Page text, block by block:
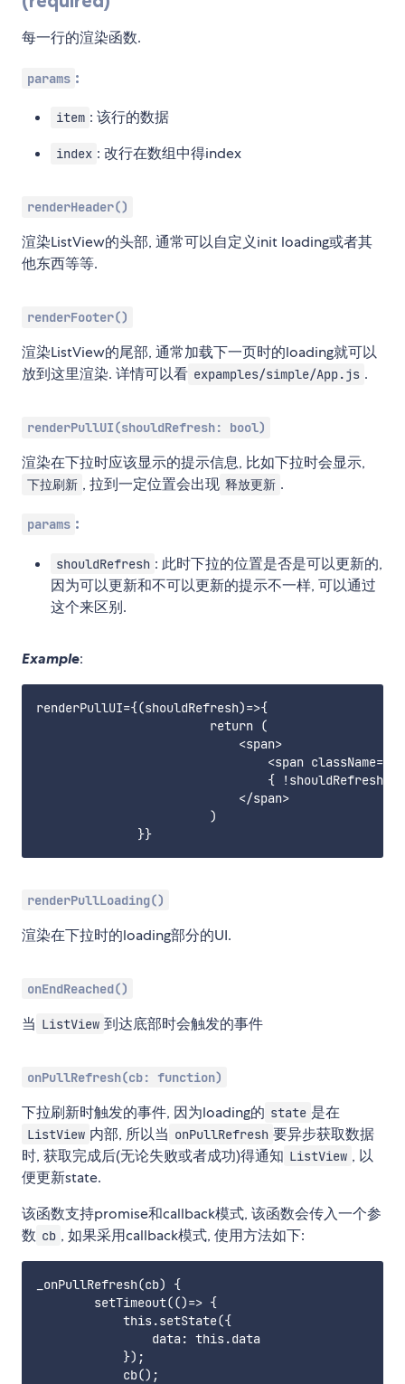
每一行的渲染函数.
params :
item : 该行的数据
index : 改行在数组中得index
renderHeader()
渲染ListView的头部, 通常可以自定义init loading或者其
他东西等等.
renderFooter()
渲染ListView的尾部, 通常加载下一页时的loading就可以
放到这里渲染. 详情可以看 expamples/simple/App.js .
renderPullUI(shouldRefresh: bool)
渲染在下拉时应该显示的提示信息, 比如下拉时会显示,
下拉刷新 , 拉到一定位置会出现 释放更新 .
params :
shouldRefresh : 此时下拉的位置是否是可以更新的,
因为可以更新和不可以更新的提示不一样, 可以通过
这个来区别.
Example:
renderPullUI={(shouldRefresh)=>{
                        return (
                            <span>
<span
{ !shouldRefresh ?
                            </span>
                        )
renderPullLoading()
渲染在下拉时的loading部分的UI.
onEndReached()
当 ListView 到达底部时会触发的事件
onPullRefresh(cb: function)
下拉刷新时触发的事件, 因为loading的 state 是在
ListView 内部, 所以当 onPullRefresh 要异步获取数据
时, 获取完成后(无论失败或者成功)得通知 ListView , 以
便更新state.
该函数支持promise和callback模式, 该函数会传入一个参
数 cb , 如果采用callback模式, 使用方法如下:
_onPullRefresh(cb) {
        setTimeout(()=> {
            this.setState({
                data: this.data
            });
            cb();